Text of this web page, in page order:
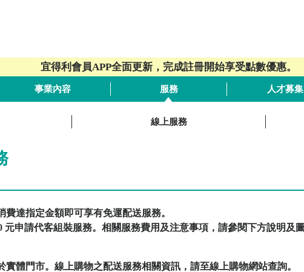
宜得利會員APP全面更新，完成註冊開始享受點數優惠。
事業內容 服務
線上服務
人才募集
達指定金額即可享有免運配送服務。
元申請代客組裝服務。相關服務費用及注意事項，請參閱下方說明及
體門市。線上購物之配送服務相關資訊，請至線上購物網站查詢。